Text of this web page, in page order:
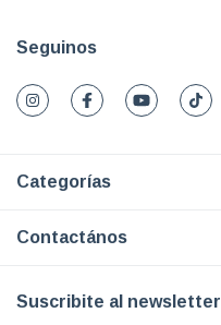
Seguinos
Categorías
Contactános
Suscribite al newsletter